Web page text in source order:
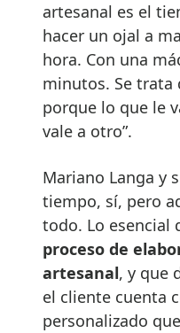
artesanal es el
hacer un ojal a
hora. Con una
minutos. Se
porque lo que le
vale a otro”.
Mariano Langa y
tiempo, sí, pero
todo. Lo esencial
proceso de
artesanal, y que
el cliente cuenta
personalizado